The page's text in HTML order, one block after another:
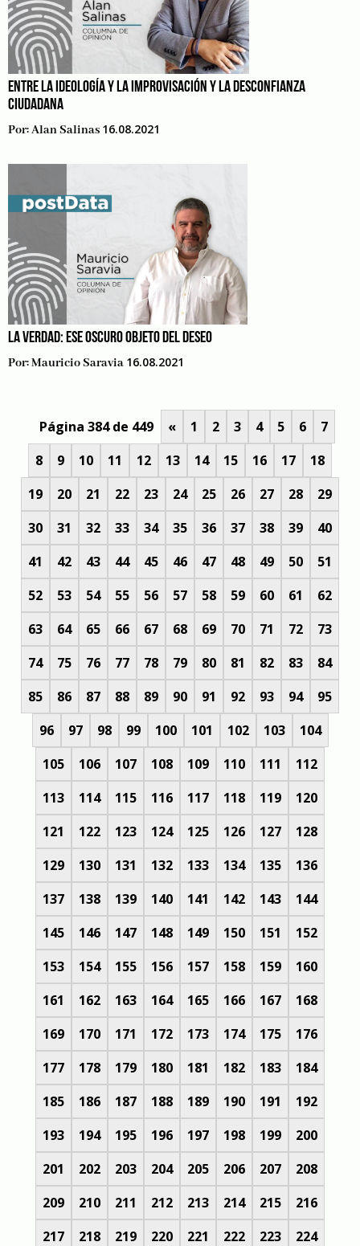
ENTRE LA IDEOLOGÍA Y LA IMPROVISACIÓN Y LA DESCONFIANZA
CIUDADANA
Por:Alan Salinas 16.08.2021
LA VERDAD: ESE OSCURO OBJETO DEL DESEO
Por:Mauricio Saravia 16.08.2021
Página 384 de 449 « 1 2 3 4 5 6
7
8
9 10 11 12 13 14 15 16 17
18
19
20 21 22 23 24 25 26 27 28
29
30
31 32 33 34 35 36 37 38 39
40
41
42 43 44 45 46 47 48 49 50
51
52
53 54 55 56 57 58 59 60 61
62
63
64 65 66 67 68 69 70 71 72
73
74
75 76 77 78 79 80 81 82 83
84
85
86 87 88 89 90 91 92 93 94
95
96
97 98 99 100 101 102 103
104
105
106 107 108 109 110 111
112
113
114 115 116 117 118 119
120
121
122 123 124 125 126 127
128
129
130 131 132 133 134 135
136
137
138 139 140 141 142 143
144
145
146 147 148 149 150 151
152
153
154 155 156 157 158 159
160
161
162 163 164 165 166 167
168
169
170 171 172 173 174 175
176
177
178 179 180 181 182 183
184
185
186 187 188 189 190 191
192
193
194 195 196 197 198 199
200
201
202 203 204 205 206 207
208
209
210 211 212 213 214 215
216
217
218 219 220 221 222 223
224